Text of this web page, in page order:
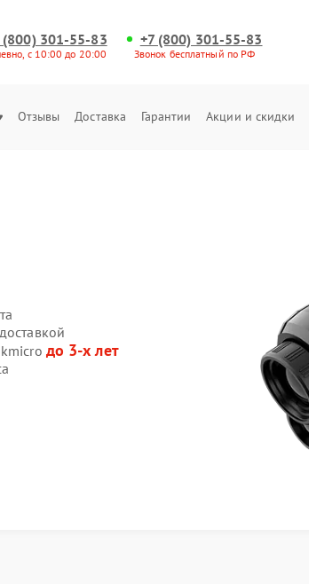
(800) 301-55-83
с 10:00 до 20:00
+7 (800) 301-55-83
Звонок бесплатный по РФ
Отзывы Доставка Гарантии Акции и скидки
до 3-х лет